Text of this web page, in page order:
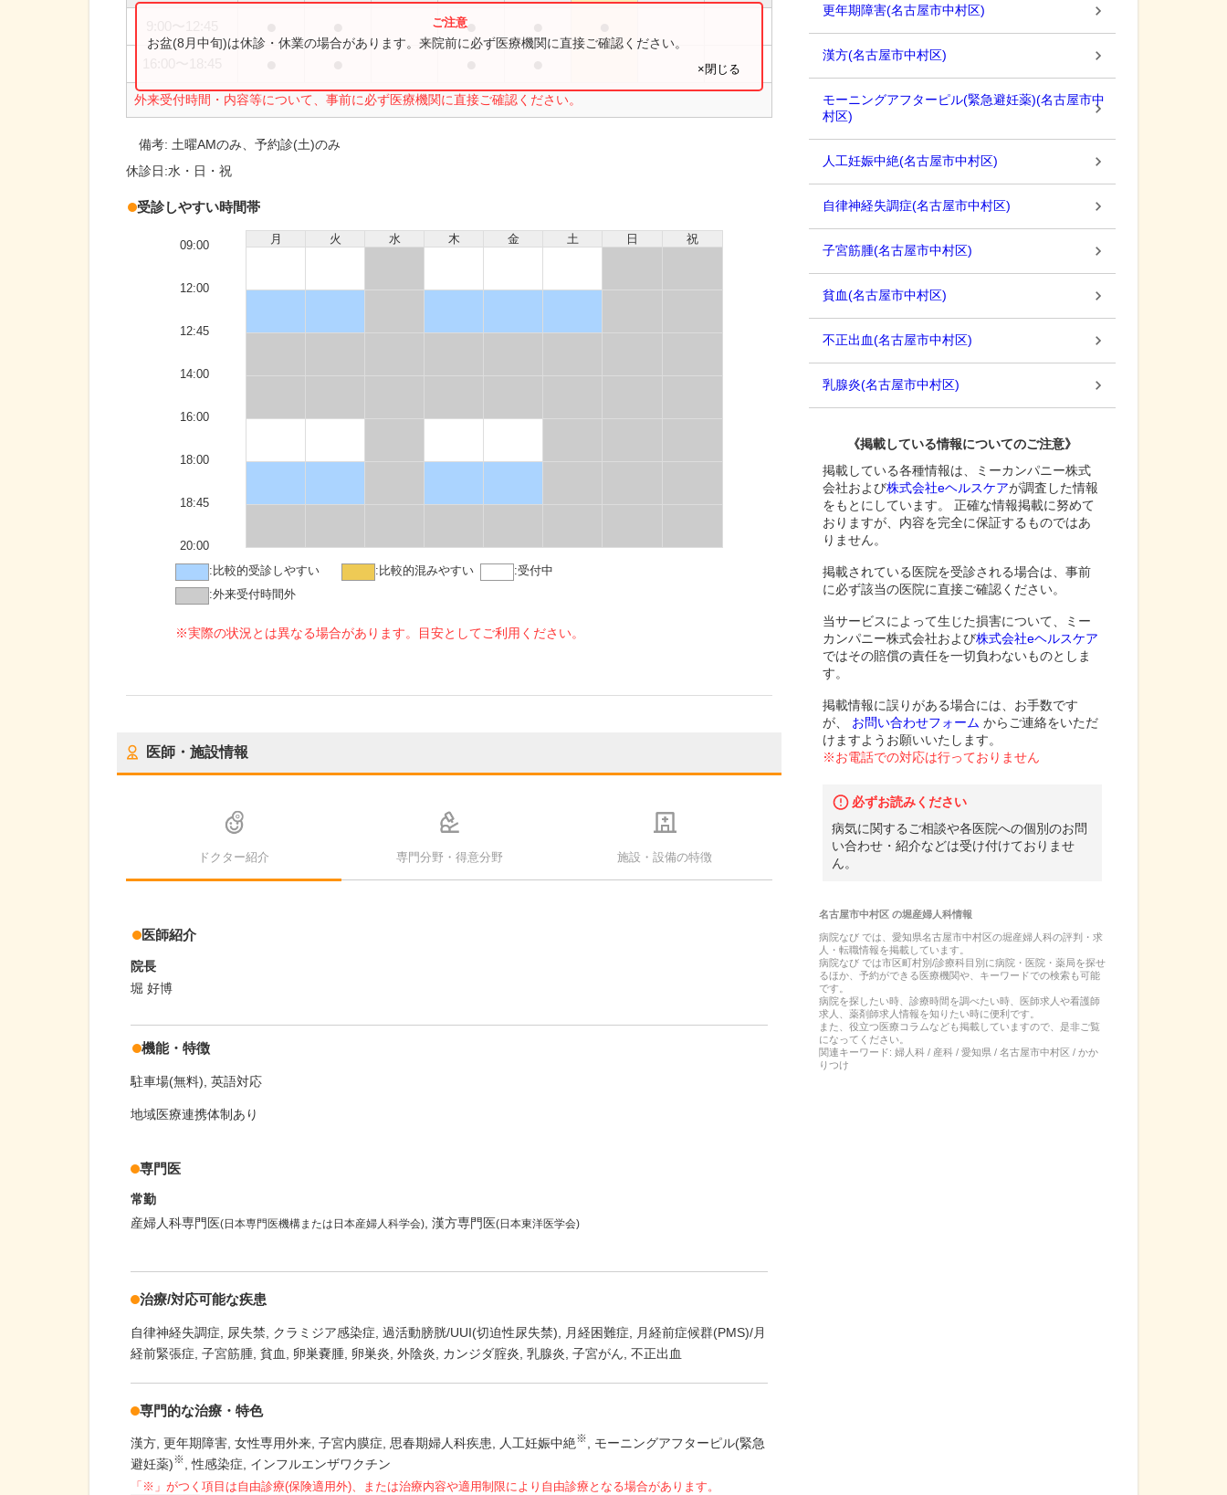
●
外来受付時間・内容等について、事前に必ず医療機関に直接ご確認ください。
お盆(8月中旬)は休診・休業の場合があります。来院前に必ず医療機関に直接ご確認ください。
×閉じる
備考: 土曜AMのみ、予約診(土)のみ
休診日:水・日・祝
受診しやすい時間帯
月 火 水 木 金 土 日 祝
09:00
12:00
12:45
14:00
16:00
18:00
18:45
20:00
: 比較的受診しやすい : 比較的混みやすい :受付中
:外来受付時間外
※実際の状況とは異なる場合があります。目安としてご利用ください。
医師・施設情報
ドクター紹介 専門分野・得意分野 施設・設備の特徴
医師紹介
院長
堀 好博
機能・特徴
駐車場(無料) 英語対応
地域医療連携体制あり
専門医
常勤
産婦人科専門医(日本専門医機構または日本産婦人科学会) 漢方専門医(日本東洋医学会)
治療/対応可能な疾患
自律神経失調症 尿失禁 クラミジア感染症 過活動膀胱/UUI(切迫性尿失禁) 月経困難症
月経前症候群(PMS)/月
経前緊張症 子宮筋腫 貧血 卵巣嚢腫 卵巣炎 外陰炎 カンジダ腟炎 乳腺炎 子宮がん 不正出血
専門的な治療・特色
漢方 更年期障害 女性専用外来 子宮内膜症 思春期婦人科疾患 人工妊娠中絶※
モーニングアフターピル(緊急
避妊薬)※ 性感染症 インフルエンザワクチン
「※」がつく項目は自由診療(保険適用外)、または治療内容や適用制限により自由診療となる場合があります。
更年期障害(名古屋市中村区)
漢方(名古屋市中村区)
モーニングアフターピル(緊急避妊薬)(名古屋市中
村区)
人工妊娠中絶(名古屋市中村区)
自律神経失調症(名古屋市中村区)
子宮筋腫(名古屋市中村区)
貧血(名古屋市中村区)
不正出血(名古屋市中村区)
乳腺炎(名古屋市中村区)
《掲載している情報についてのご注意》
掲載している各種情報は、ミーカンパニー株式
会社および株式会社eヘルスケアが調査した情報
をもとにしています。 正確な情報掲載に努めて
おりますが、内容を完全に保証するものではあ
りません。
掲載されている医院を受診される場合は、事前
に必ず該当の医院に直接ご確認ください。
当サービスによって生じた損害について、ミー
カンパニー株式会社および株式会社eヘルスケア
ではその賠償の責任を一切負わないものとしま
す。
掲載情報に誤りがある場合には、お手数です
が、
お問い合わせフォーム からご連絡をいただ
けますようお願いいたします。
※お電話での対応は行っておりません
必ずお読みください
病気に関するご相談や各医院への個別のお問
い合わせ・紹介などは受け付けておりませ
ん。
名古屋市中村区の堀産婦人科情報
病院なび では、 愛知県名古屋市中村区の堀産婦人科の評判・求
人・転職情報を掲載しています。
病院なび では市区町村別/診療科目別に病院・医院・薬局を探せ
るほか、予約ができる医療機関や、キーワードでの検索も可能
です。
病院を探したい時、診療時間を調べたい時、医師求人や看護師
求人、薬剤師求人情報を知りたい時に便利です。
また、役立つ医療コラムなども掲載していますので、是非ご覧
になってください。
関連キーワード: 婦人科 / 産科 / 愛知県 / 名古屋市中村区 / かか
りつけ